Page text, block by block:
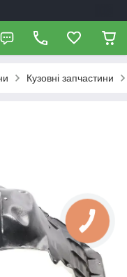
Кузовні запчастини
КНОПКА
ЗВ'ЯЗКУ